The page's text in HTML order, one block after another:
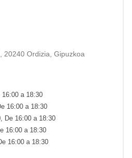
20240 Ordizia, Gipuzkoa
a 18:30
16:00 a 18:30
De 16:00 a 18:30
16:00 a 18:30
16:00 a 18:30